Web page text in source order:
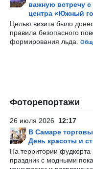
важную встречу с
центра «Южный
Целью визита было
правила безопасного
формирования льда.
Фоторепортажи
26 июля 2026 12:17
В Самаре
День красоты и
На территории
праздник с модными